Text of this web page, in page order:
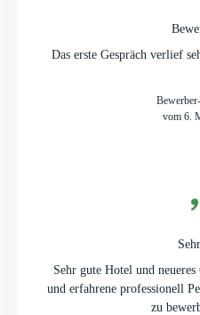
Das erste Gespräch verlief
vom 6.
Sehr gute Hotel und
und erfahrene professionell
zu